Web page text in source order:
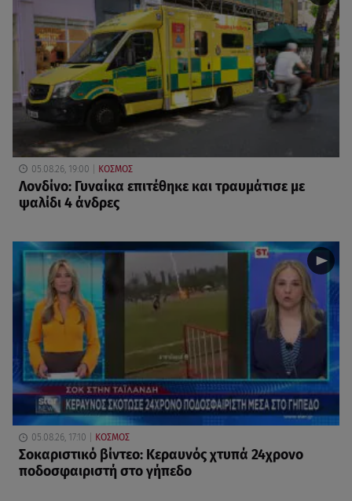
05.08.26, 19:00 ΚΟΣΜΟΣ
Λονδίνο: Γυναίκα επιτέθηκε και τραυμάτισε με
ψαλίδι 4 άνδρες
05.08.26, 17:10 ΚΟΣΜΟΣ
Σοκαριστικό βίντεο: Κεραυνός χτυπά 24χρονο
ποδοσφαιριστή στο γήπεδο